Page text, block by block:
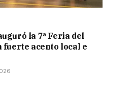
la 7ª Feria del
fuerte acento local e